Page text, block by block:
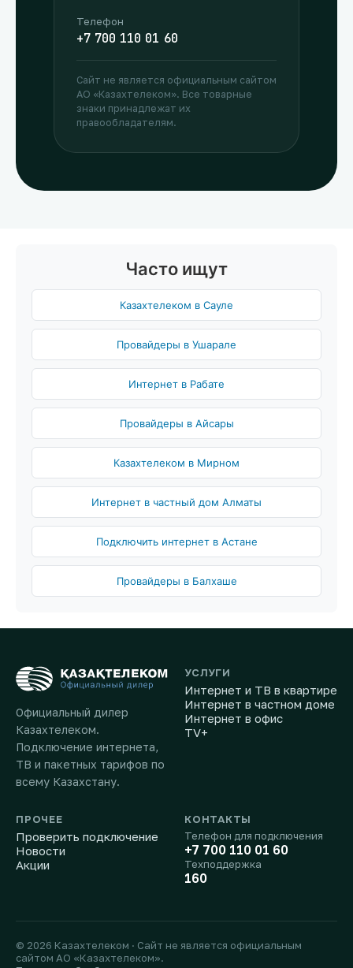
Телефон
+7 700 110 01 60
Сайт не является официальным сайтом
АО «Казахтелеком». Все товарные
знаки принадлежат их
правообладателям.
Часто ищут
Казахтелеком в Сауле
Провайдеры в Ушарале
Интернет в Рабате
Провайдеры в Айсары
Казахтелеком в Мирном
Интернет в частный дом Алматы
Подключить интернет в Астане
Провайдеры в Балхаше
Официальный дилер
Казахтелеком.
Подключение интернета,
ТВ и пакетных тарифов по
всему Казахстану.
УСЛУГИ
Интернет и ТВ в квартире
Интернет в частном доме
Интернет в офис
TV+
ПРОЧЕЕ
Проверить подключение
Новости
Акции
КОНТАКТЫ
Телефон для подключения
+7 700 110 01 60
Техподдержка
160
© 2026 Казахтелеком · Сайт не является официальным
сайтом АО «Казахтелеком».